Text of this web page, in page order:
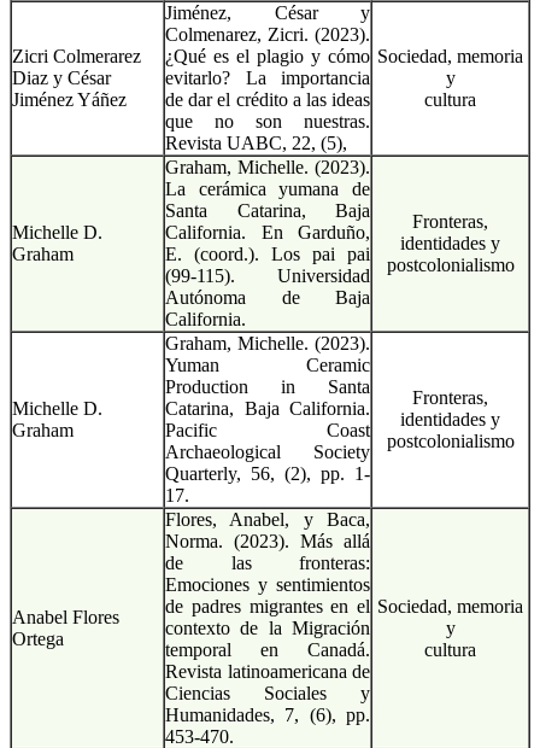
Zicri Colmerarez
Diaz y César
Jiménez Yáñez
Jiménez, César y
Colmenarez, Zicri. (2023).
¿Qué es el plagio y cómo
evitarlo? La importancia
de dar el crédito a las ideas
que no son nuestras.
Revista UABC, 22, (5),
Sociedad, memoria
y
cultura
Michelle D.
Graham
Graham, Michelle. (2023).
La cerámica yumana de
Santa Catarina, Baja
California. En Garduño,
E. (coord.). Los pai pai
(99-115). Universidad
Autónoma de Baja
California.
Fronteras,
identidades y
postcolonialismo
Michelle D.
Graham
Graham, Michelle. (2023).
Yuman Ceramic
Production in Santa
Catarina, Baja California.
Pacific Coast
Archaeological Society
Quarterly, 56, (2), pp. 1-
17.
Fronteras,
identidades y
postcolonialismo
Anabel Flores
Ortega
Flores, Anabel, y Baca,
Norma. (2023). Más allá
de las fronteras:
Emociones y sentimientos
de padres migrantes en el
contexto de la Migración
temporal en Canadá.
Revista latinoamericana de
Ciencias Sociales y
Humanidades, 7, (6), pp.
453-470.
Sociedad, memoria
y
cultura